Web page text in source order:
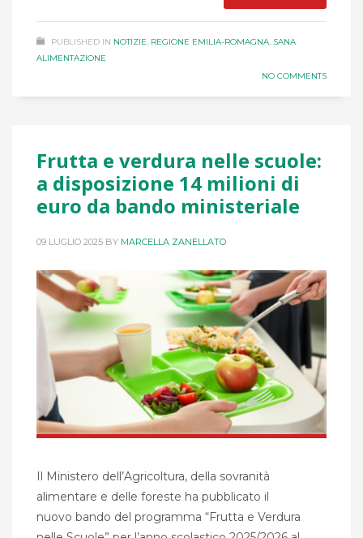
PUBLISHED IN NOTIZIE, REGIONE EMILIA-ROMAGNA, SANA
ALIMENTAZIONE
NO COMMENTS
Frutta e verdura nelle scuole:
a disposizione 14 milioni di
euro da bando ministeriale
09 LUGLIO 2025 BY MARCELLA ZANELLATO
Il Ministero dell’Agricoltura, della sovranità
alimentare e delle foreste ha pubblicato il
nuovo bando del programma “Frutta e Verdura